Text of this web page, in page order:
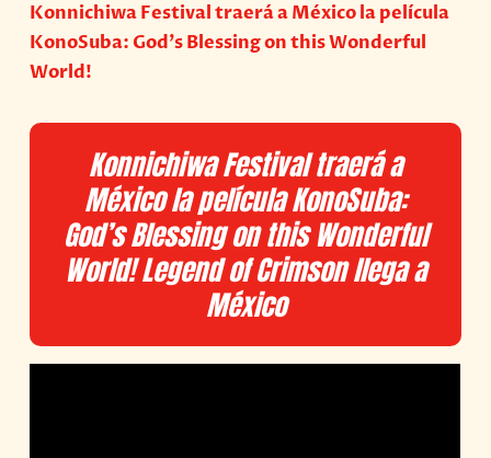
Konnichiwa Festival traerá a México la película
KonoSuba: God’s Blessing on this Wonderful
World!
Konnichiwa Festival traerá a
México la película KonoSuba:
God’s Blessing on this Wonderful
World! Legend of Crimson llega a
México